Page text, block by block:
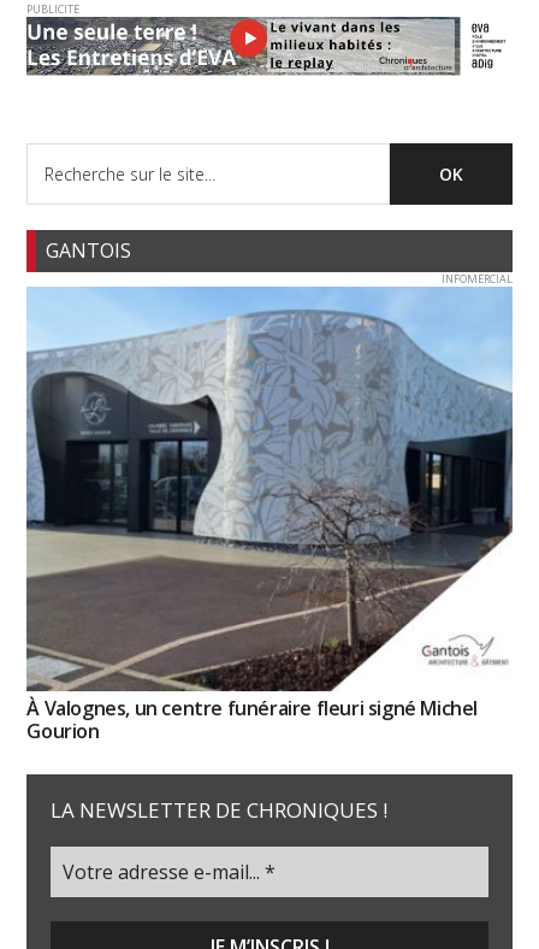
PUBLICITE
GANTOIS
INFOMERCIAL
À Valognes, un centre funéraire fleuri signé Michel
Gourion
LA NEWSLETTER DE CHRONIQUES !